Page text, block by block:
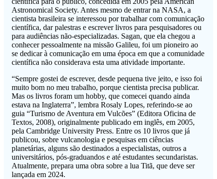
Astronomical Society. Antes mesmo de entrar na NASA, a
cientista brasileira se interessou por trabalhar com comunicação
científica, dar palestras e escrever livros para pesquisadores ou
para audiências não-especializadas. Sagan, que ela chegou a
conhecer pessoalmente na missão Galileu, foi um pioneiro ao
se dedicar à comunicação em uma época em que a comunidade
científica não considerava esta uma atividade importante.
“Sempre gostei de escrever, desde pequena tive jeito, e isso foi
muito bom no meu trabalho, porque cientista precisa publicar.
Mas os livros foram um hobby, que comecei quando ainda
estava na Inglaterra”, lembra Rosaly Lopes, referindo-se ao
guia “Turismo de Aventura em Vulcões” (Editora Oficina de
Textos, 2008), originalmente publicado em inglês, em 2005,
pela Cambridge University Press. Entre os 10 livros que já
publicou, sobre vulcanologia e pesquisas em ciências
planetárias, alguns são destinados a especialistas, outros a
universitários, pós-graduandos e até estudantes secundaristas.
Atualmente, prepara uma obra sobre a lua Titã, que deve ser
lançada em 2024.